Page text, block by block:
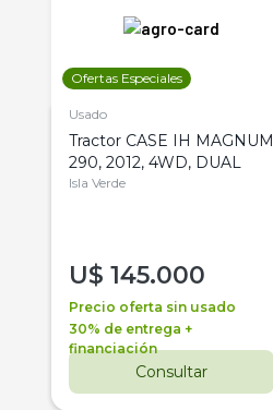
Ofertas Especiales
Usado
Tractor CASE IH MAGNUM
290, 2012, 4WD, DUAL
Isla Verde
U$ 145.000
Precio oferta sin usado
30% de entrega +
financiación
Consultar